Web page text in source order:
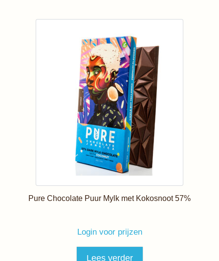
Pure Chocolate Puur Mylk met Kokosnoot 57%
Login voor prijzen
Lees verder